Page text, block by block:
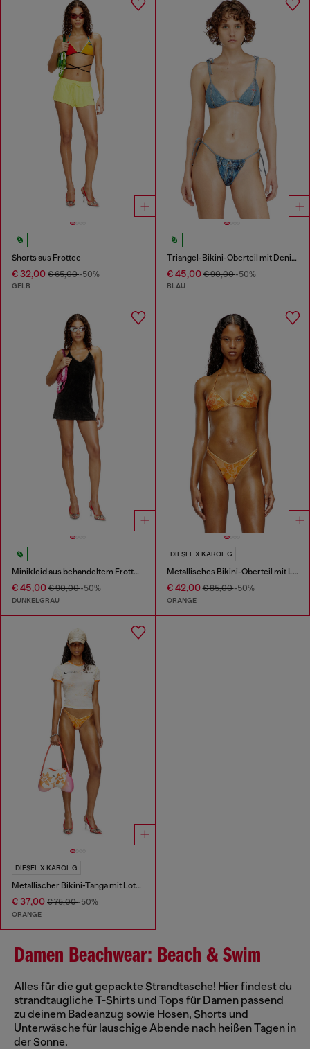
Shorts aus Frottee
€ 32,00 € 65,00-50%
GELB
Triangel-Bikini-Oberteil mit Denim-Trompe l'œil
€ 45,00€ 90,00-50%
BLAU
Minikleid aus behandeltem Frotteegewebe
€ 45,00 € 90,00-50%
DUNKELGRAU
DIESEL X KAROL G
Metallisches Bikini-Oberteil mit Lotus-Print
€ 42,00€ 85,00-50%
ORANGE
DIESEL X KAROL G
Metallischer Bikini-Tanga mit Lotus-Print
€ 37,00 € 75,00-50%
ORANGE
Damen Beachwear: Beach & Swim
Alles für die gut gepackte Strandtasche! Hier findest du
strandtaugliche T-Shirts und Tops für Damen passend
zu deinem Badeanzug sowie Hosen, Shorts und
Unterwäsche für lauschige Abende nach heißen Tagen in
der Sonne.